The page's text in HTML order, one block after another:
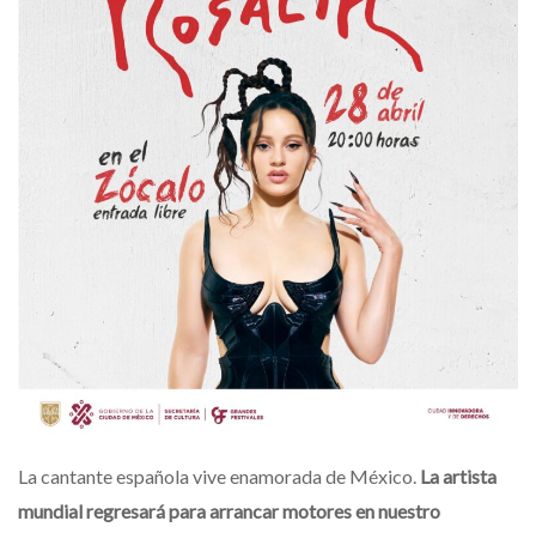
La cantante española vive enamorada de México. La artista
mundial regresará para arrancar motores en nuestro